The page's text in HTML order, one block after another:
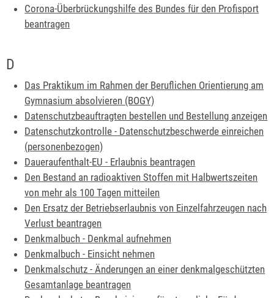
Corona-Überbrückungshilfe des Bundes für den Profisport
beantragen
D
Das Praktikum im Rahmen der Beruflichen Orientierung am
Gymnasium absolvieren (BOGY)
Datenschutzbeauftragten bestellen und Bestellung anzeigen
Datenschutzkontrolle - Datenschutzbeschwerde einreichen
(personenbezogen)
Daueraufenthalt-EU - Erlaubnis beantragen
Den Bestand an radioaktiven Stoffen mit Halbwertszeiten
von mehr als 100 Tagen mitteilen
Den Ersatz der Betriebserlaubnis von Einzelfahrzeugen nach
Verlust beantragen
Denkmalbuch - Denkmal aufnehmen
Denkmalbuch - Einsicht nehmen
Denkmalschutz - Änderungen an einer denkmalgeschützten
Gesamtanlage beantragen